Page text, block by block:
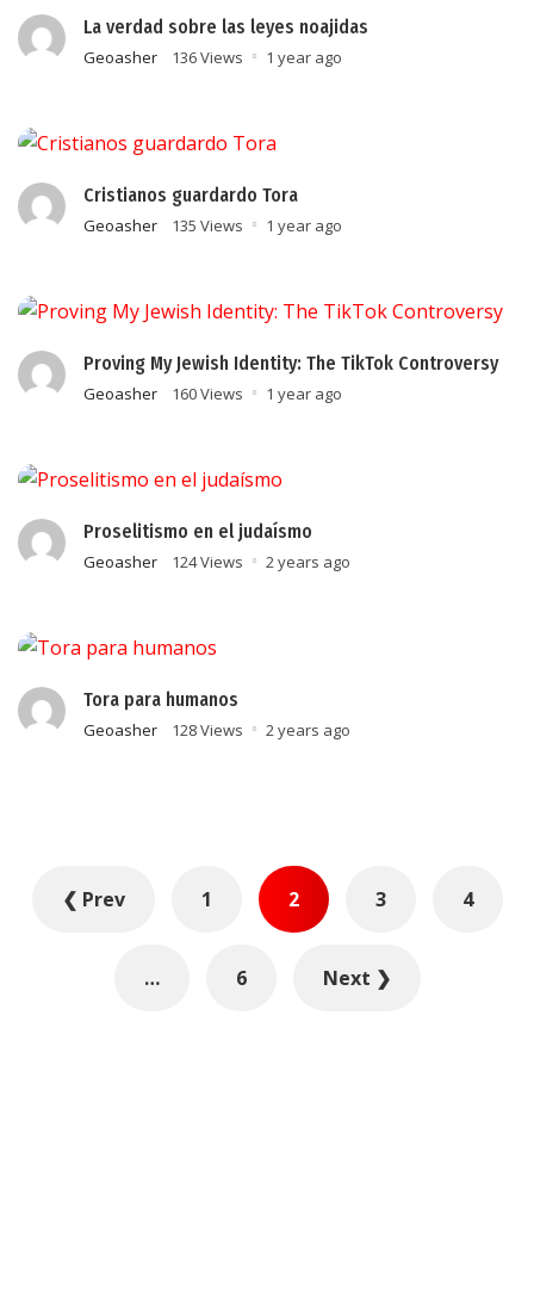
La verdad sobre las leyes noajidas
Geoasher 136 Views 1 year ago
Cristianos guardardo Tora
Geoasher 135 Views 1 year ago
Proving My Jewish Identity: The TikTok Controversy
Geoasher 160 Views 1 year ago
Proselitismo en el judaísmo
Geoasher 124 Views 2 years ago
Tora para humanos
Geoasher 128 Views 2 years ago
Posts
pagination
❮ Prev 1 2 3 4
… 6 Next ❯